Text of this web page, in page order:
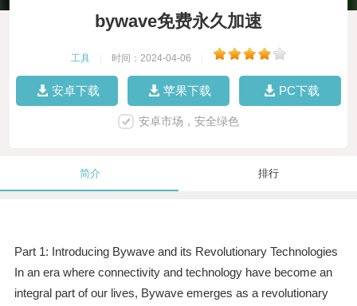
bywave免费永久加速
工具 时间：2024-04-06
安卓下载 苹果下载 PC下载
安卓市场，安全绿色
简介 排行
Part 1: Introducing Bywave and its Revolutionary Technologies
In an era where connectivity and technology have become an
integral part of our lives, Bywave emerges as a revolutionary